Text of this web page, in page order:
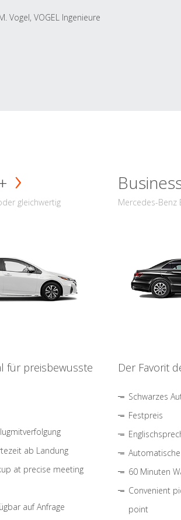
Vogel, VOGEL Ingenieure
gleichwertig
für preisbewusste
ab Landung
at precise meeting
auf Anfrage
Mercedes-Benz
Der Favorit
Schwarzes
Festpreis
60 Minuten
Convenient
point